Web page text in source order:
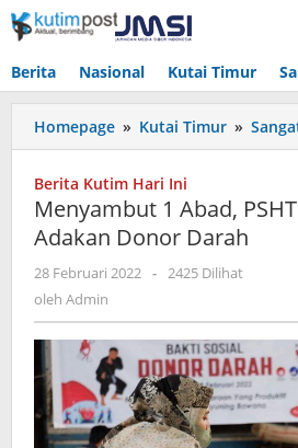
Lewati
ke
Berita Nasional Kutai Timur
Homepage » Kutai Timur »
Berita Kutim Hari Ini
Menyambut 1 Abad,
Adakan Donor Darah
28 Februari 2022 oleh
- 2425 Dilihat
oleh Admin